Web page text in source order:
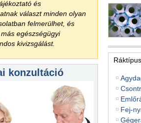
és
választ minden olyan
felmerülhet, és
egészségügyi
kivizsgálást.
konzultáció
Fej-